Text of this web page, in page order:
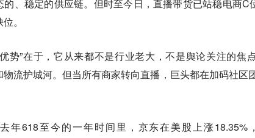
的、稳定的供应链。但时至今日，直播带货已站稳电商C
。
势”在于，它从来都不是行业老大，不是舆论关注的焦
物流护城河。但当所有商家转向直播，巨头都在加码社区
年618至今的一年时间里，京东在美股上涨18.35%